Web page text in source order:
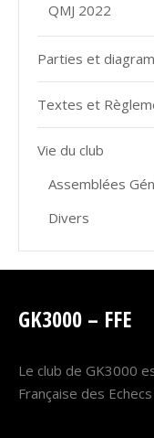
QMJ 2022
Parties et
Textes et
Vie du club
Assemblées
Divers
GK3000 – FFE
Le club de GK3000
Française des